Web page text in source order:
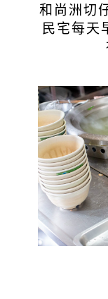
和尚洲切
民宅每天